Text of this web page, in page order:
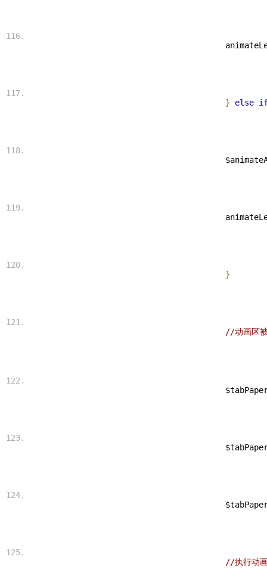
} else
}
//动画区
//执行动